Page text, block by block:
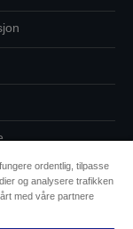
dine
ordentlig, tilpasse
og analysere trafikken
med våre partnere